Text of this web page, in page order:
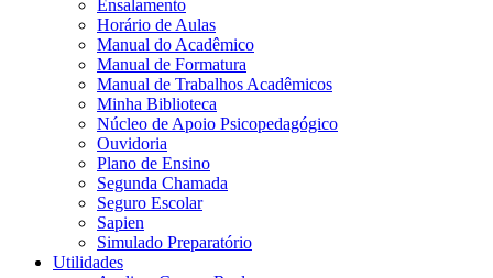
Ensalamento
Horário de Aulas
Manual do Acadêmico
Manual de Formatura
Manual de Trabalhos Acadêmicos
Minha Biblioteca
Núcleo de Apoio Psicopedagógico
Ouvidoria
Plano de Ensino
Segunda Chamada
Seguro Escolar
Sapien
Simulado Preparatório
Utilidades